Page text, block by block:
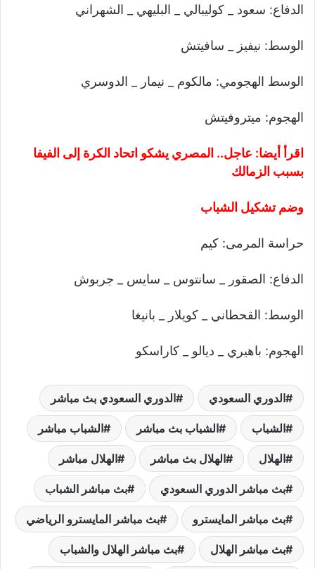
الدفاع: سعود _ كوليبالي _ البليهي _ الشهراني
الوسط: نيفيز _ سافيتش
الوسط الهجومي: مالكوم _ نيمار _ الدوسري
الهجوم: ميتروفيتش
اقرأ أيضا: عاجل.. المصري يشكو اتحاد الكرة إلى الفيفا
بسبب الزمالك
وضم تشكيل الشباب
حراسة المرمى: كيم
الدفاع: الصقور _ سانتوس _ سايس _ جربوش
الوسط: القحطاني _ كويلار _ بانيغا
الهجوم: باهيري _ ديالو _ كاراسكو
الدوري السعودي الدوري السعودي بث مباشر
الشباب الشباب بث مباشر الشباب مباشر
الهلال الهلال بث مباشر الهلال مباشر
بث مباشر الدوري السعودي بث مباشر الشباب
بث مباشر المايسترو بث مباشر المايسترو الرياضي
بث مباشر الهلال بث مباشر الهلال والشباب